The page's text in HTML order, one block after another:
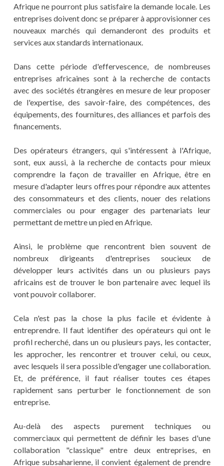
Afrique ne pourront plus satisfaire la demande locale. Les
entreprises doivent donc se préparer à approvisionner ces
nouveaux marchés qui demanderont des produits et
services aux standards internationaux.
Dans cette période d'effervescence, de nombreuses
entreprises africaines sont à la recherche de contacts
avec des sociétés étrangères en mesure de leur proposer
de l'expertise, des savoir-faire, des compétences, des
équipements, des fournitures, des alliances et parfois des
financements.
Des opérateurs étrangers, qui s'intéressent à l'Afrique,
sont, eux aussi, à la recherche de contacts pour mieux
comprendre la façon de travailler en Afrique, être en
mesure d'adapter leurs offres pour répondre aux attentes
des consommateurs et des clients, nouer des relations
commerciales ou pour engager des partenariats leur
permettant de mettre un pied en Afrique.
Ainsi, le problème que rencontrent bien souvent de
nombreux dirigeants d'entreprises soucieux de
développer leurs activités dans un ou plusieurs pays
africains est de trouver le bon partenaire avec lequel ils
vont pouvoir collaborer.
Cela n'est pas la chose la plus facile et évidente à
entreprendre. Il faut identifier des opérateurs qui ont le
profil recherché, dans un ou plusieurs pays, les contacter,
les approcher, les rencontrer et trouver celui, ou ceux,
avec lesquels il sera possible d'engager une collaboration.
Et, de préférence, il faut réaliser toutes ces étapes
rapidement sans perturber le fonctionnement de son
entreprise.
Au-delà des aspects purement techniques ou
commerciaux qui permettent de définir les bases d'une
collaboration "classique" entre deux entreprises, en
Afrique subsaharienne, il convient également de prendre